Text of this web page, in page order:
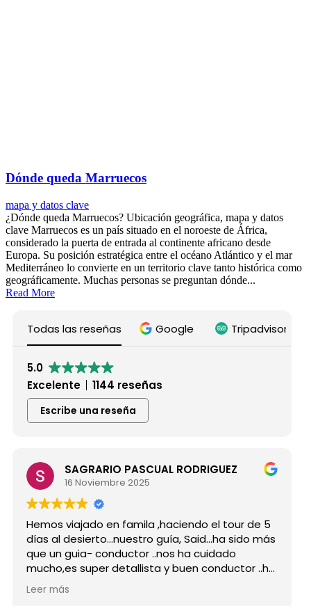
Dónde queda Marruecos
mapa y datos clave
¿Dónde queda Marruecos? Ubicación geográfica, mapa y datos
clave Marruecos es un país situado en el noroeste de África,
considerado la puerta de entrada al continente africano desde
Europa. Su posición estratégica entre el océano Atlántico y el mar
Mediterráneo lo convierte en un territorio clave tanto histórica como
geográficamente. Muchas personas se preguntan dónde...
Read More
Todas las reseñas Google Tripadvisor
5.0
Excelente
1144 reseñas
Escribe una reseña
SAGRARIO PASCUAL RODRIGUEZ
16 Noviembre 2025
viajado en famila ,haciendo el tour de 5
al desierto...nuestro guía, Said...ha sido más
un guia- conductor ..nos ha cuidado
super detallista y buen conductor ..ha
atento a todas nuestras peticiones y
enseñado muchos lugares
más